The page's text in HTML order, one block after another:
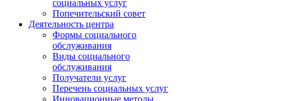
социальных услуг
Попечительский совет
Деятельность центра
Формы социального
обслуживания
Виды социального
обслуживания
Получатели услуг
Перечень социальных услуг
Инновационные методы